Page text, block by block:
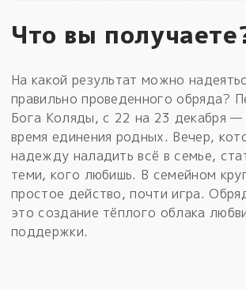
Что вы
На какой результат можно
правильно проведенного обряда?
Бога Коляды, с 22 на 23 декабря —
время единения родных. Вечер,
надежду наладить всё в семье,
теми, кого любишь. В семейном
простое действо, почти игра.
это создание тёплого облака
поддержки.